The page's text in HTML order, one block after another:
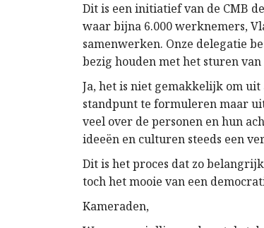
Dit is een initiatief van de CMB
waar bijna 6.000 werknemers,
samenwerken. Onze delegatie
bezig houden met het sturen
Ja, het is niet gemakkelijk om
standpunt te formuleren maar
veel over de personen en hun
ideeën en culturen steeds een
Dit is het proces dat zo
toch het mooie van een
Kameraden,